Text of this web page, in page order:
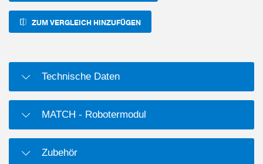
ZUM VERGLEICH HINZUFÜGEN
Technische Daten
MATCH - Robotermodul
Zubehör